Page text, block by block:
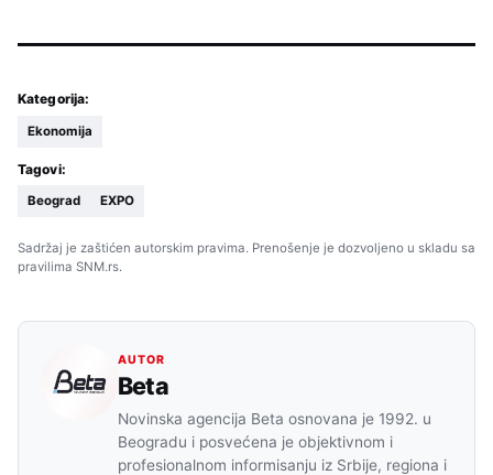
Kategorija:
Ekonomija
Tagovi:
Beograd EXPO
Sadržaj je zaštićen autorskim pravima. Prenošenje je dozvoljeno u skladu sa
pravilima SNM.rs.
AUTOR
Beta
Novinska agencija Beta osnovana je 1992. u
Beogradu i posvećena je objektivnom i
profesionalnom informisanju iz Srbije, regiona i